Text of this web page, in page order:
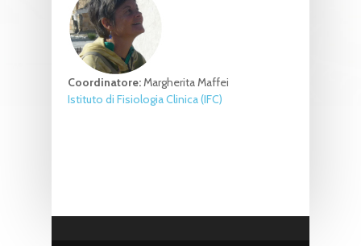
Coordinatore:Margherita Maffei
Istituto di Fisiologia Clinica (IFC)